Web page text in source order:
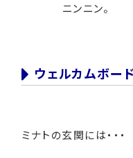
ニンニン。
ウェルカムボ
ミナトの玄関には・・・